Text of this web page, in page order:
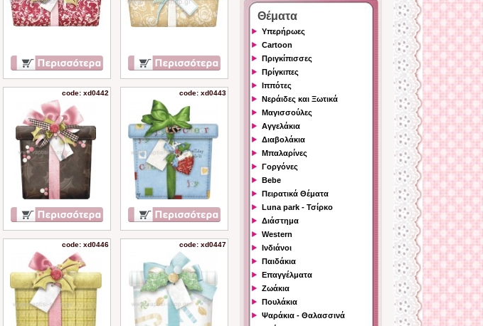
code: xd0442 code: xd0443
code: xd0446 code: xd0447
Θέματα
Υπερήρωες
Cartoon
Πριγκίπισσες
Πρίγκιπες
Ιππότες
Νεράιδες και Ξωτικά
Μαγισσούλες
Αγγελάκια
Διαβολάκια
Μπαλαρίνες
Γοργόνες
Bebe
Πειρατικά Θέματα
Luna park - Τσίρκο
Διάστημα
Western
Ινδιάνοι
Παιδάκια
Επαγγέλματα
Ζωάκια
Πουλάκια
Ψαράκια - Θαλασσινά